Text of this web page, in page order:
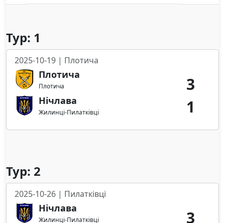
Тур: 1
2025-10-19 | Плотича
Плотича
Плотича
Нічлава
Жилинці-Пилатківці
3
1
Тур: 2
2025-10-26 | Пилатківці
Нічлава
Жилинці-Пилатківці
3